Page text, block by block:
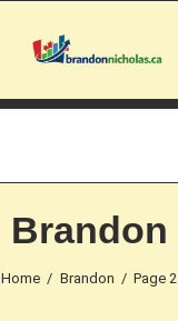
Brandon
Home Brandon Page 2